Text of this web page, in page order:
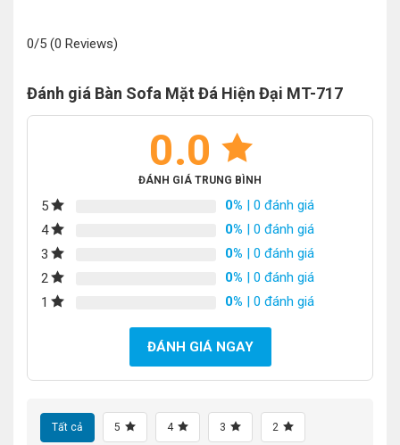
0/5 (0 Reviews)
Đánh giá Bàn Sofa Mặt Đá Hiện Đại MT-717
0.0
ĐÁNH GIÁ TRUNG BÌNH
5 0% | 0 đánh giá
4
0% | 0 đánh giá
3
0% | 0 đánh giá
2
0% | 0 đánh giá
1
0% | 0 đánh giá
ĐÁNH GIÁ NGAY
Tất cả 5 4 3 2